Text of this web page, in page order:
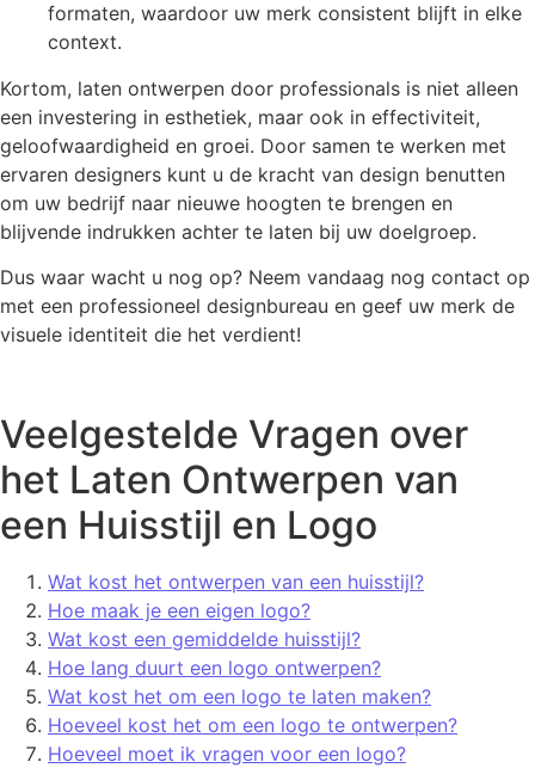
formaten, waardoor uw merk consistent blijft in elke
context.
Kortom, laten ontwerpen door professionals is niet alleen
een investering in esthetiek, maar ook in effectiviteit,
geloofwaardigheid en groei. Door samen te werken met
ervaren designers kunt u de kracht van design benutten
om uw bedrijf naar nieuwe hoogten te brengen en
blijvende indrukken achter te laten bij uw doelgroep.
Dus waar wacht u nog op? Neem vandaag nog contact op
met een professioneel designbureau en geef uw merk de
visuele identiteit die het verdient!
Veelgestelde Vragen over
het Laten Ontwerpen van
een Huisstijl en Logo
Wat kost het ontwerpen van een huisstijl?
Hoe maak je een eigen logo?
Wat kost een gemiddelde huisstijl?
Hoe lang duurt een logo ontwerpen?
Wat kost het om een logo te laten maken?
Hoeveel kost het om een logo te ontwerpen?
Hoeveel moet ik vragen voor een logo?